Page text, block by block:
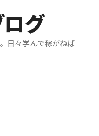
グ
日々学んで稼がねば